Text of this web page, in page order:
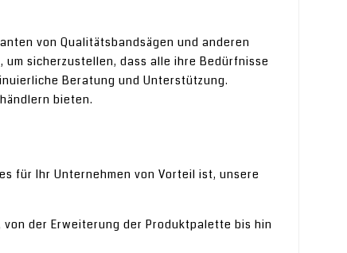
von Qualitätsbandsägen und anderen
sicherzustellen, dass alle ihre Bedürfnisse
Beratung und Unterstützung.
bieten.
für Ihr Unternehmen von Vorteil ist, unsere
der Erweiterung der Produktpalette bis hin